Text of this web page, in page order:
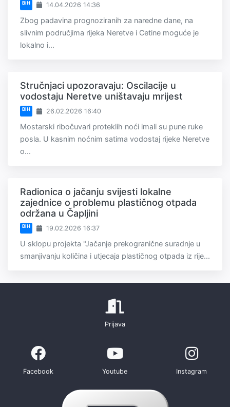
BiH 14.04.2026 14:36
Zbog padavina prognoziranih za naredne dane, na
slivnim područjima rijeka Neretve i Cetine moguće je
lokalno i...
Stručnjaci upozoravaju: Oscilacije u
vodostaju Neretve uništavaju mrijest
BiH 26.02.2026 16:40
Mostarski ribočuvari proteklih noći imali su pune ruke
posla. U kasnim noćnim satima vodostaj rijeke Neretve
o...
Radionica o jačanju svijesti lokalne
zajednice o problemu plastičnog otpada
održana u Čapljini
BiH 19.02.2026 16:37
U sklopu projekta "Jačanje prekogranične suradnje u
smanjivanju količina i utjecaja plastičnog otpada iz rije...
Prijava
Facebook Youtube Instagram